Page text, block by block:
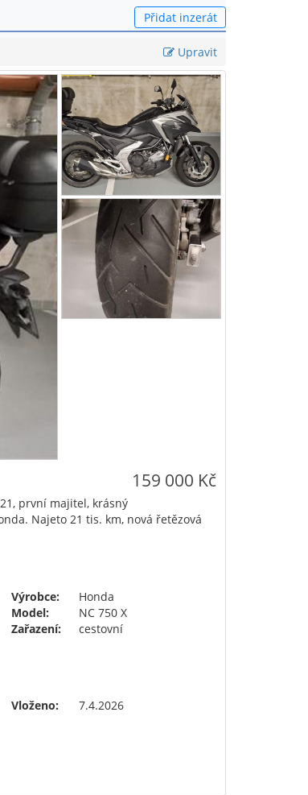
Přidat inzerát
Upravit
159 000 Kč
první majitel, krásný
Najeto 21 tis. km, nová řetězová
Výrobce:
Honda
Model:
NC 750 X
Zařazení:
cestovní
Vloženo:
7.4.2026